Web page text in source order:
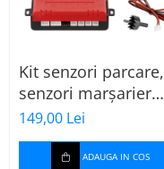
Kit senzori parcare,
senzori marșarier
MAX LED, 4 senzori
negri -02287
149,00 Lei
ADAUGA IN COS